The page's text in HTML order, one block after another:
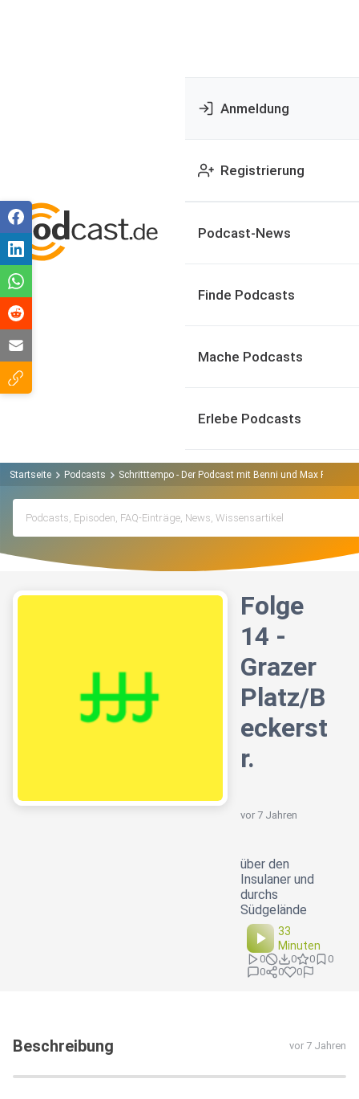
Anmeldung
Registrierung
Podcast-News
Finde Podcasts
Mache Podcasts
Erlebe Podcasts
Startseite Podcasts Schritttempo - Der Podcast mit Benni und Max Podcast
Folge
14 -
Grazer
Platz/B
eckerst
r.
vor 7 Jahren
über den
Insulaner und
durchs
Südgelände
33
Minuten
0 0 0
0
0
0 0
Beschreibung vor 7 Jahren